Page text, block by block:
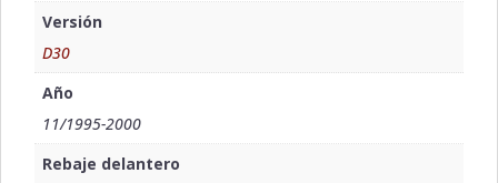
Versión
D30
Año
11/1995-2000
Rebaje delantero